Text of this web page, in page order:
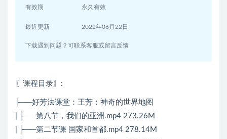
有效期 永久有效
最近更新 2022年06月22日
下载遇到问题？可联系客服或留言反馈
〖课程目录〗 :
├──好芳法课堂：王芳：神奇的世界地图
| ├──第八节，我们的亚洲.mp4 273.26M
| ├──第二节课 国家和首都.mp4 278.14M